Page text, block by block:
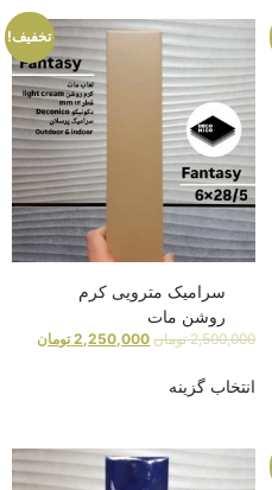
تخفیف!
سرامیک مترویی کرم
روشن مات
2,500,000 تومان 2,250,000 تومان
انتخاب گزینه